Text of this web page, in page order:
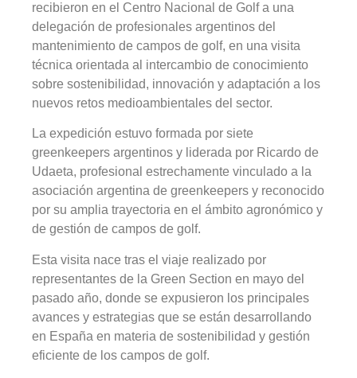
recibieron en el Centro Nacional de Golf a una
delegación de profesionales argentinos del
mantenimiento de campos de golf, en una visita
técnica orientada al intercambio de conocimiento
sobre sostenibilidad, innovación y adaptación a los
nuevos retos medioambientales del sector.
La expedición estuvo formada por siete
greenkeepers argentinos y liderada por Ricardo de
Udaeta, profesional estrechamente vinculado a la
asociación argentina de greenkeepers y reconocido
por su amplia trayectoria en el ámbito agronómico y
de gestión de campos de golf.
Esta visita nace tras el viaje realizado por
representantes de la Green Section en mayo del
pasado año, donde se expusieron los principales
avances y estrategias que se están desarrollando
en España en materia de sostenibilidad y gestión
eficiente de los campos de golf.